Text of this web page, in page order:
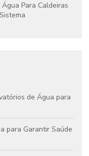
Para Caldeiras
de Água para
para Garantir Saúde